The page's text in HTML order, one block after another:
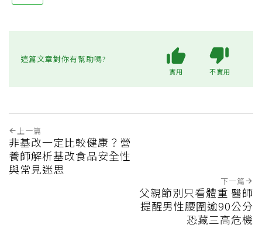
這篇文章對你有幫助嗎?
實用 不實用
上一篇
非基改一定比較健康？營
養師解析基改食品安全性
與常見迷思
下一篇
父親節別只看體重 醫師
提醒男性腰圍逾90公分
恐藏三高危機